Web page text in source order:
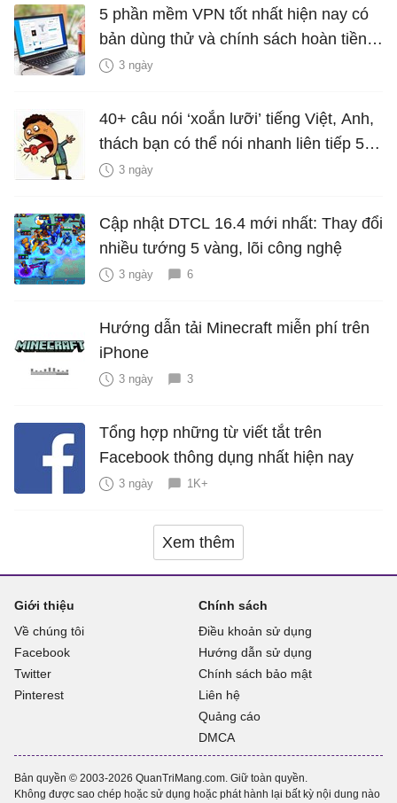
5 phần mềm VPN tốt nhất hiện nay có
bản dùng thử và chính sách hoàn tiền
miễn phí
3 ngày
40+ câu nói ‘xoắn lưỡi’ tiếng Việt, Anh,
thách bạn có thể nói nhanh liên tiếp 5
lần mà vẫn trôi chảy
3 ngày
Cập nhật DTCL 16.4 mới nhất: Thay đổi
nhiều tướng 5 vàng, lõi công nghệ
3 ngày 6
Hướng dẫn tải Minecraft miễn phí trên
iPhone
3 ngày 3
Tổng hợp những từ viết tắt trên
Facebook thông dụng nhất hiện nay
3 ngày 1K+
Xem thêm
Giới thiệu
Về chúng tôi
Facebook
Twitter
Pinterest
Chính sách
Điều khoản sử dụng
Hướng dẫn sử dụng
Chính sách bảo mật
Liên hệ
Quảng cáo
DMCA
Bản quyền © 2003-2026 QuanTriMang.com. Giữ toàn quyền.
Không được sao chép hoặc sử dụng hoặc phát hành lại bất kỳ nội dung nào